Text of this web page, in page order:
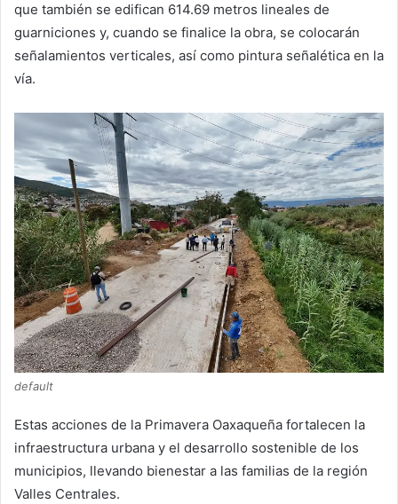
que también se edifican 614.69 metros lineales de
guarniciones y, cuando se finalice la obra, se colocarán
señalamientos verticales, así como pintura señalética en la
vía.
default
Estas acciones de la Primavera Oaxaqueña fortalecen la
infraestructura urbana y el desarrollo sostenible de los
municipios, llevando bienestar a las familias de la región
Valles Centrales.